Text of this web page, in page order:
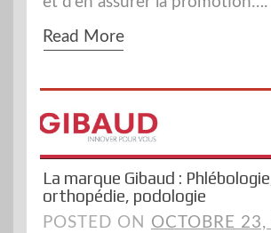
Read More
La marque Gibaud :
orthopédie, podologie
POSTED ON OCTOBRE